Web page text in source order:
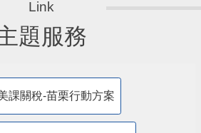
題服務
課關稅-苗栗行動方案